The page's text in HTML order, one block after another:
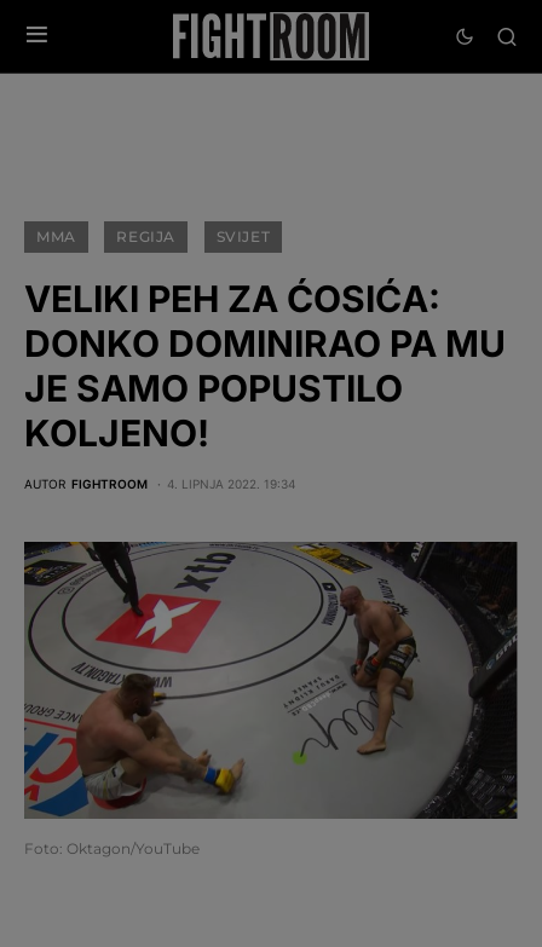
MMA REGIJA SVIJET
VELIKI PEH ZA ĆOSIĆA:
DONKO DOMINIRAO PA MU
JE SAMO POPUSTILO
KOLJENO!
AUTOR FIGHTROOM 4. LIPNJA 2022. 19:34
Foto: Oktagon/YouTube